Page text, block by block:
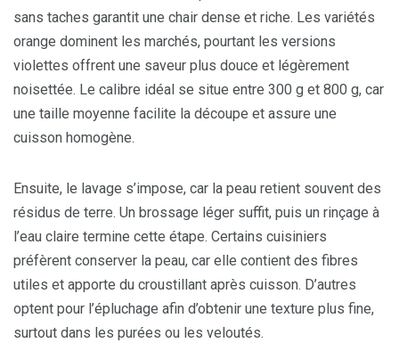
sans taches garantit une chair dense et riche. Les variétés
orange dominent les marchés, pourtant les versions
violettes offrent une saveur plus douce et légèrement
noisettée. Le calibre idéal se situe entre 300 g et 800 g, car
une taille moyenne facilite la découpe et assure une
cuisson homogène.
Ensuite, le lavage s’impose, car la peau retient souvent des
résidus de terre. Un brossage léger suffit, puis un rinçage à
l’eau claire termine cette étape. Certains cuisiniers
préfèrent conserver la peau, car elle contient des fibres
utiles et apporte du croustillant après cuisson. D’autres
optent pour l’épluchage afin d’obtenir une texture plus fine,
surtout dans les purées ou les veloutés.